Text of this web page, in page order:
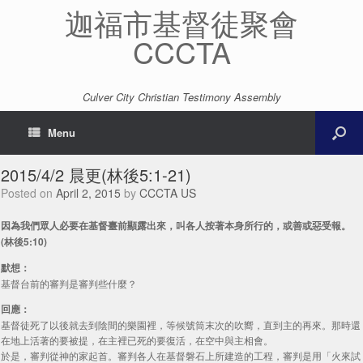
迦福市基督徒聚會
CCCTA
Culver City Christian Testimony Assembly
Menu
2015/4/2 晨更(林後5:1-21)
Posted on April 2, 2015 by CCCTA US
因為我們眾人必要在基督臺前顯露出來，叫各人按著本身所行的，或善或惡受報。
(林後5:10)
默想：
基督台前的審判是審判些什麼？
回應：
基督徒死了以後就去到陰間的樂園裡，等候號筒末次的吹嚮，直到主的再來。那時還
在地上活著的要被提，在主裡已死的要復活，在空中與主相會。
於是，審判從神的家起首。審判各人在基督磐石上所建造的工程，審判是用「火來試